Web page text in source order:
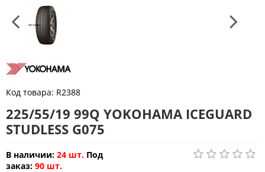
Код товара: R2388
225/55/19 99Q YOKOHAMA ICEGUARD
STUDLESS G075
В наличии: 24 шт. Под
заказ: 90 шт.